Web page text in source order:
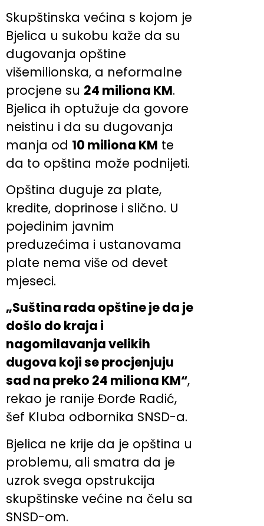
Skupštinska većina s kojom je
Bjelica u sukobu kaže da su
dugovanja opštine
višemilionska, a neformalne
procjene su 24 miliona KM.
Bjelica ih optužuje da govore
neistinu i da su dugovanja
manja od 10 miliona KM te
da to opština može podnijeti.
Opština duguje za plate,
kredite, doprinose i slično. U
pojedinim javnim
preduzećima i ustanovama
plate nema više od devet
mjeseci.
„Suština rada opštine je da je
došlo do kraja i
nagomilavanja velikih
dugova koji se procjenjuju
sad na preko 24 miliona KM“,
rekao je ranije Đorđe Radić,
šef Kluba odbornika SNSD-a.
Bjelica ne krije da je opština u
problemu, ali smatra da je
uzrok svega opstrukcija
skupštinske većine na čelu sa
SNSD-om.